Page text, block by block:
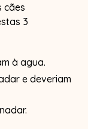
cães
3
à agua.
e deveriam